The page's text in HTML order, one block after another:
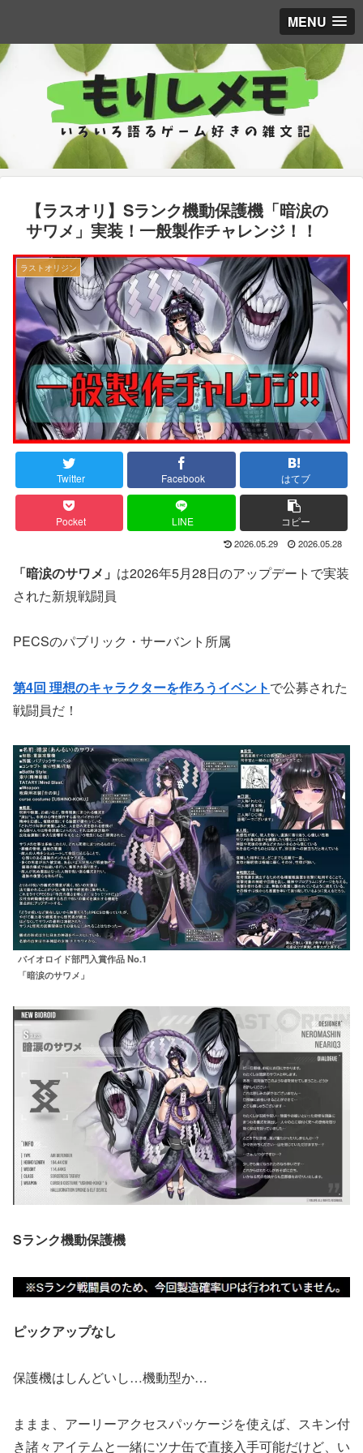
MENU
【ラスオリ】Sランク機動保護機「暗涙の
サワメ」実装！一般製作チャレンジ！！
ラストオリジン
Twitter Facebook はてブ
Pocket LINE コピー
2026.05.29 2026.05.28
「暗涙のサワメ」 は2026年5月28日のアップデートで実装
された新規戦闘員
PECSのパブリック・サーバント所属
第4回 理想のキャラクターを作ろうイベントで公募された
戦闘員だ！
バイオロイド部門入賞作品 No.1
「暗涙のサワメ」
Sランク機動保護機
ピックアップなし
保護機はしんどいし…機動型か…
ままま、アーリーアクセスパッケージを使えば、スキン付
き諸々アイテムと一緒にツナ缶で直接入手可能だけど、い